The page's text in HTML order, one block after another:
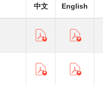
中文 English